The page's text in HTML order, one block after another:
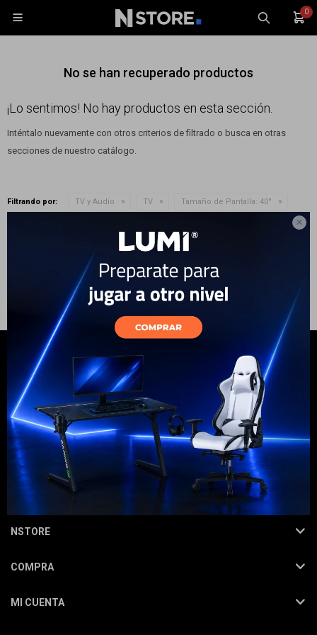

0

No se han recuperado productos
¡Lo sentimos! No hay productos en esta sección.
Inténtalo nuevamente con otros criterios de filtrado o busca en otras
secciones de nuestro catálogo.
Filtrando por: TV y Audio TV Tamaño de Pantalla: 40''
Tamaño de Pantalla:
NEWSLETTER
¡Suscribite y recibí todas nuestras novedades!
SUSCRIBIRME
NSTORE
COMPRA
MI CUENTA
Electrodomésticos
Hogar
Movilidad
Wearables
Accesorios
Monitores
Gaming